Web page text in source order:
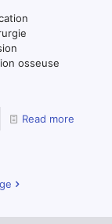
osseuse
Read more